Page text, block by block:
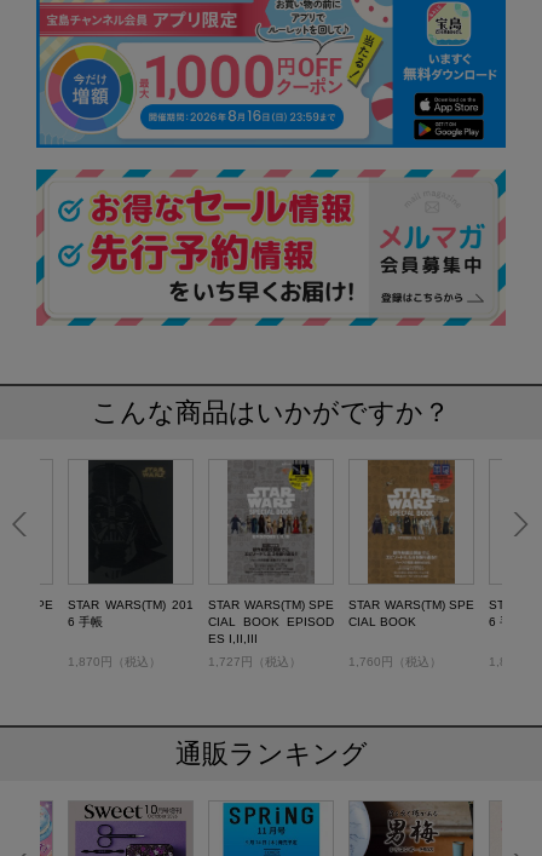
こんな商品はいかがですか？
SPE
STAR WARS(TM) 201
6 手帳
1,870円（税込）
STAR WARS(TM) SPE
CIAL BOOK EPISOD
ES I,II,III
1,727円（税込）
STAR WARS(TM) SPE
CIAL BOOK
1,760円（税込）
STAR
6 手帳
1,870円
通販ランキング